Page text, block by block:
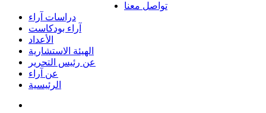
تواصل معنا
دراسات آراء
آراء بودكاست
الأعداد
الهيئة الاستشارية
عن رئيس التحرير
عن آراء
الرئيسية